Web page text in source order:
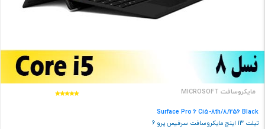
مایکروسافت MICROSOFT
Surface Pro 6 Ci5-8th/8/256 Black
تبلت 13 اینچ مایکروسافت سرفیس پرو 6